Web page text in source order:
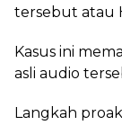
tersebut atau
Kasus ini
asli audio
Langkah